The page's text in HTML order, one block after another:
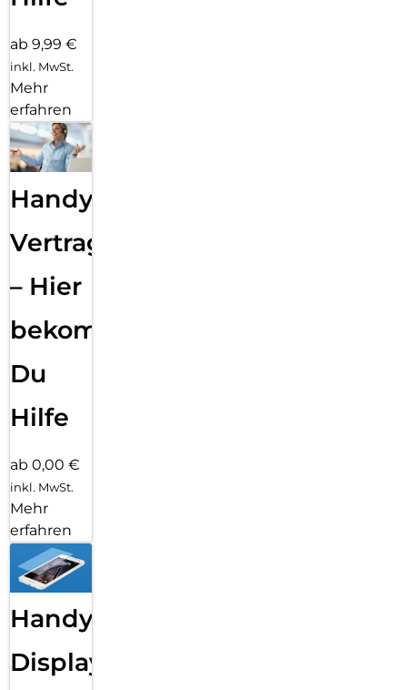
ab 9,99 €
inkl. MwSt.
Mehr
erfahren
Handy
Vertragsabwicklung
– Hier
bekommst
Du
Hilfe
ab 0,00 €
inkl. MwSt.
Mehr
erfahren
Handy
Displayfolie